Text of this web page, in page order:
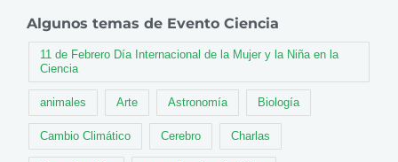
Algunos temas de Evento Ciencia
11 de Febrero Día Internacional de la Mujer y la Niña en la
Ciencia
animales Arte Astronomía Biología
Cambio Climático Cerebro Charlas